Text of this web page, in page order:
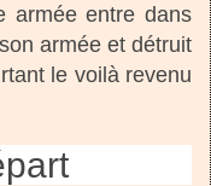
armée entre dans
armée et détruit
le voilà revenu